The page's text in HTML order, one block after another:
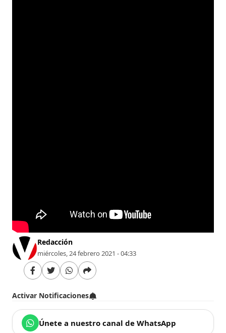
Redacción
miércoles, 24 febrero 2021 - 04:33
Activar Notificaciones
Únete a nuestro canal de WhatsApp